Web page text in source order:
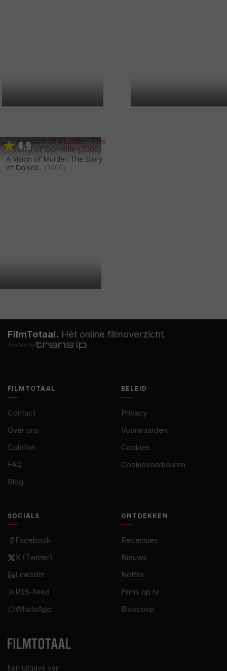
4,9
A Vision of Murder: The Story
of Doniell... (2000)
FilmTotaal. Hét online filmoverzicht.
hosted by
Een uitgave van
FILMTOTAAL
Contact
Over ons
Colofon
FAQ
Blog
BELEID
Privacy
Voorwaarden
Cookies
Cookievoorkeuren
SOCIALS
Facebook
X (Twitter)
LinkedIn
RSS-feed
WhatsApp
ONTDEKKEN
Recensies
Nieuws
Netflix
Films op tv
Bioscoop